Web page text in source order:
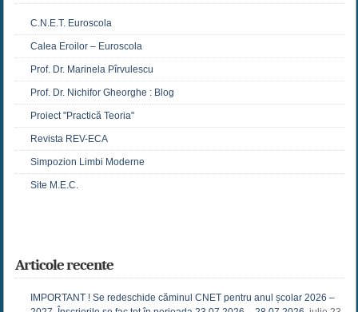
C.N.E.T. Euroscola
Calea Eroilor – Euroscola
Prof. Dr. Marinela Pîrvulescu
Prof. Dr. Nichifor Gheorghe : Blog
Proiect "Practică Teoria"
Revista REV-ECA
Simpozion Limbi Moderne
Site M.E.C.
Articole recente
IMPORTANT ! Se redeschide căminul CNET pentru anul școlar 2026 –